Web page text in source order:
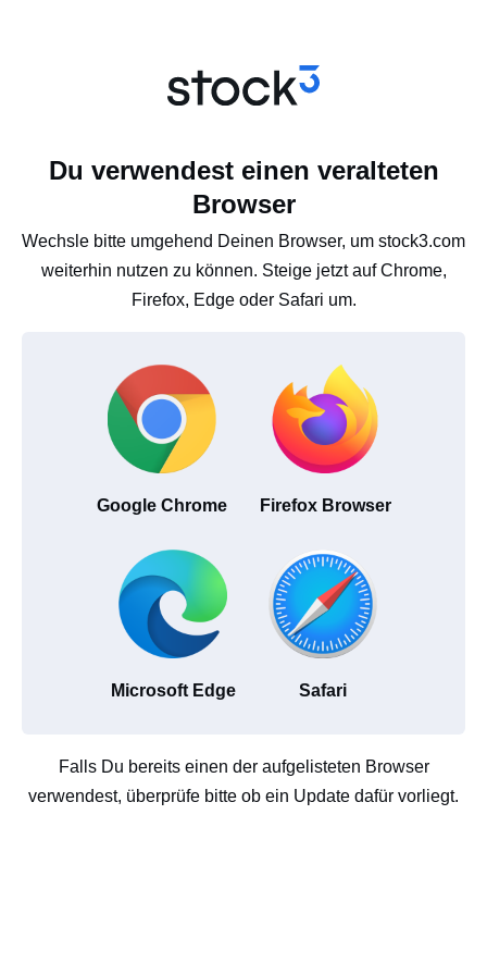
Du verwendest einen veralteten
Browser
Wechsle bitte umgehend Deinen Browser, um stock3.com
weiterhin nutzen zu können. Steige jetzt auf Chrome,
Firefox, Edge oder Safari um.
Google Chrome Firefox Browser
Microsoft Edge Safari
Falls Du bereits einen der aufgelisteten Browser
verwendest, überprüfe bitte ob ein Update dafür vorliegt.